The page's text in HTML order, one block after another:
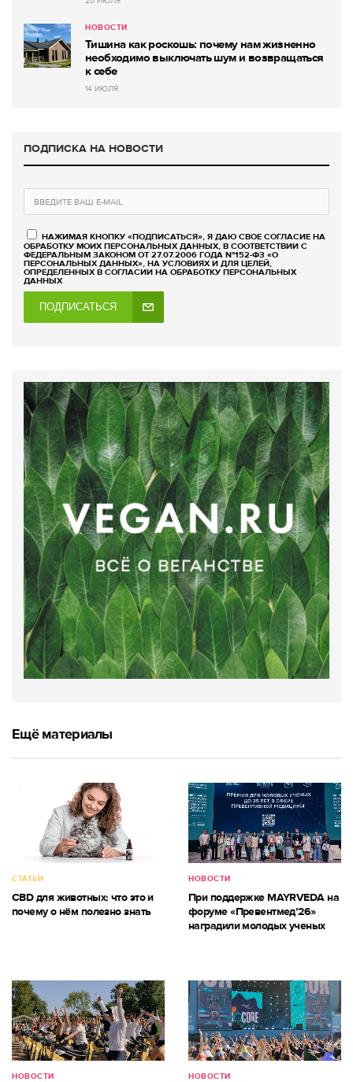
НОВОСТИ
Тишина как роскошь: почему нам жизненно
необходимо выключать шум и возвращаться
к себе
14 ИЮЛЯ
ПОДПИСКА НА НОВОСТИ
НАЖИМАЯ КНОПКУ «ПОДПИСАТЬСЯ», Я ДАЮ СВОЕ СОГЛАСИЕ НА
ОБРАБОТКУ МОИХ ПЕРСОНАЛЬНЫХ ДАННЫХ, В СООТВЕТСТВИИ С
ФЕДЕРАЛЬНЫМ ЗАКОНОМ ОТ 27.07.2006 ГОДА №152-ФЗ «О
ПЕРСОНАЛЬНЫХ ДАННЫХ», НА УСЛОВИЯХ И ДЛЯ ЦЕЛЕЙ,
ОПРЕДЕЛЕННЫХ В СОГЛАСИИ НА ОБРАБОТКУ ПЕРСОНАЛЬНЫХ
ДАННЫХ
ПОДПИСАТЬСЯ
Ещё материалы
СТАТЬИ
CBD для животных: что это и
почему о нём полезно знать
НОВОСТИ
При поддержке MAYRVEDA на
форуме «Превентмед’26»
наградили молодых ученых
НОВОСТИ НОВОСТИ